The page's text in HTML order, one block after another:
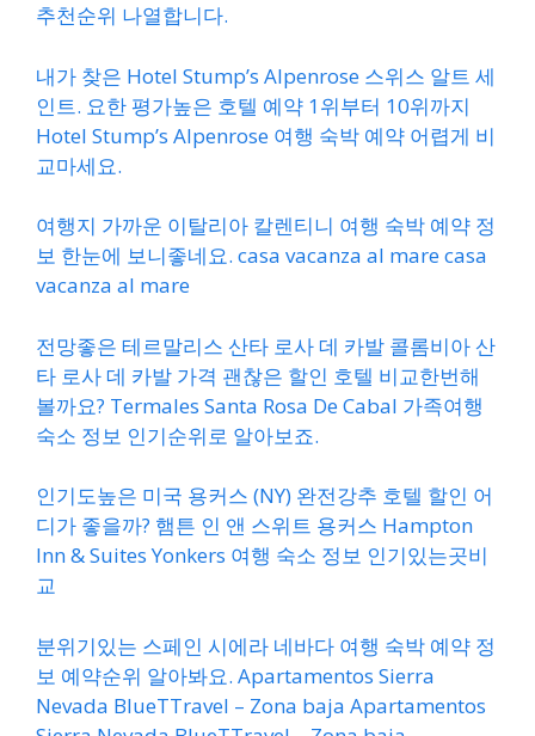
추천순위 나열합니다.
내가 찾은 Hotel Stump’s Alpenrose 스위스 알트 세
인트. 요한 평가높은 호텔 예약 1위부터 10위까지
Hotel Stump’s Alpenrose 여행 숙박 예약 어렵게 비
교마세요.
여행지 가까운 이탈리아 칼렌티니 여행 숙박 예약 정
보 한눈에 보니좋네요. casa vacanza al mare casa
vacanza al mare
전망좋은 테르말리스 산타 로사 데 카발 콜롬비아 산
타 로사 데 카발 가격 괜찮은 할인 호텔 비교한번해
볼까요? Termales Santa Rosa De Cabal 가족여행
숙소 정보 인기순위로 알아보죠.
인기도높은 미국 용커스 (NY) 완전강추 호텔 할인 어
디가 좋을까? 햄튼 인 앤 스위트 용커스 Hampton
Inn & Suites Yonkers 여행 숙소 정보 인기있는곳비
교
분위기있는 스페인 시에라 네바다 여행 숙박 예약 정
보 예약순위 알아봐요. Apartamentos Sierra
Nevada BlueTTravel – Zona baja Apartamentos